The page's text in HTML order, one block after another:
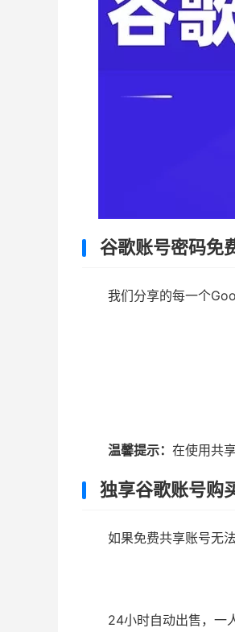
谷歌账号密码免
我们分享的每一个
温馨提示： 在使用共
独享谷歌账号购
如果免费共享账号无
24小时自动出售，一